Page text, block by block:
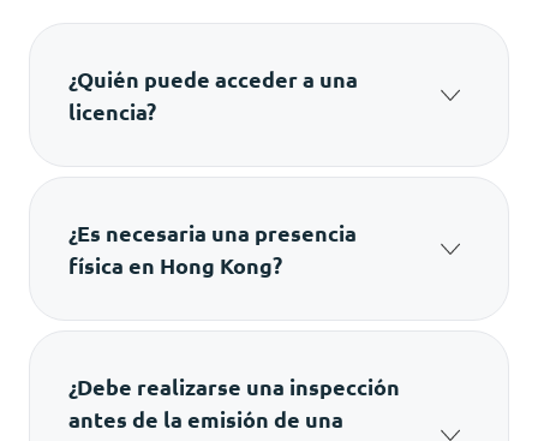
¿Quién puede acceder a una
licencia?
tanto de capital local como extranjero, pueden
requisitos establecidos por la normativa
aplicable.
¿Es necesaria una presencia
física en Hong Kong?
de instalaciones reales destinadas al desarrollo
centros de producción que satisfagan los
estándares farmacéuticos.
¿Debe realizarse una inspección
antes de la emisión de una